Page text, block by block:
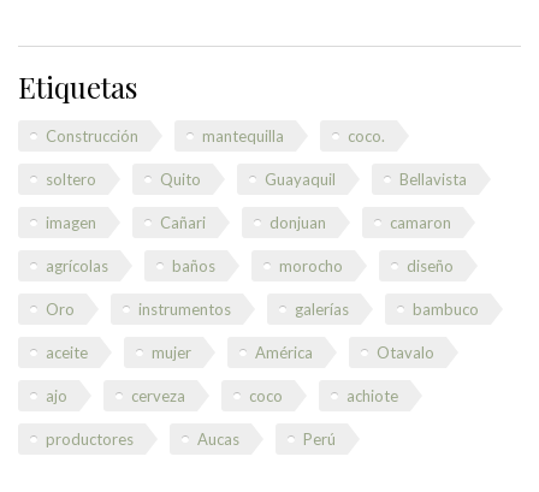
Etiquetas
Construcción mantequilla coco.
soltero Quito Guayaquil Bellavista
imagen Cañari donjuan camaron
agrícolas baños morocho diseño
Oro instrumentos galerías bambuco
aceite mujer América Otavalo
ajo cerveza coco achiote
productores Aucas Perú